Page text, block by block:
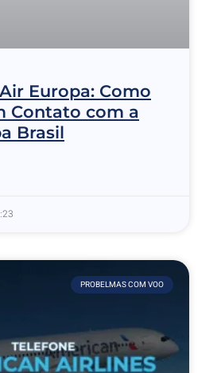
Europa: Como
Contato com a
Brasil
PROBELMAS COM VOO